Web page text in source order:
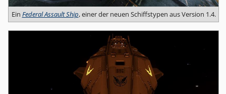
Ein Federal Assault Ship, einer der neuen Schiffstypen aus Version 1.4.